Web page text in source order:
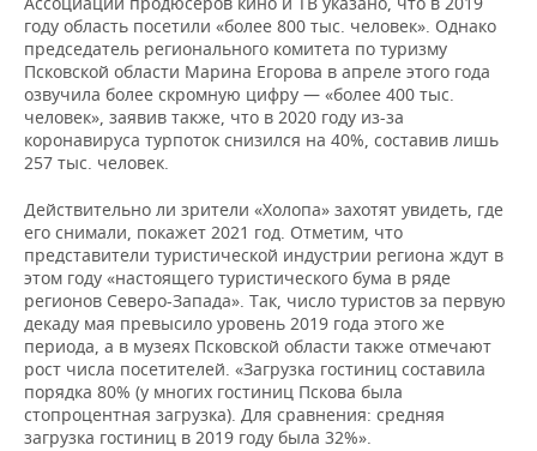
году область посетили «более 800 тыс. человек». Однако
председатель регионального комитета по туризму
Псковской области Марина Егорова в апреле этого года
озвучила более скромную цифру — «более 400 тыс.
человек», заявив также, что в 2020 году из-за
коронавируса турпоток снизился на 40%, составив лишь
257 тыс. человек.
Действительно ли зрители «Холопа» захотят увидеть, где
его снимали, покажет 2021 год. Отметим, что
представители туристической индустрии региона ждут в
этом году «настоящего туристического бума в ряде
регионов Северо-Запада». Так, число туристов за первую
декаду мая превысило уровень 2019 года этого же
периода, а в музеях Псковской области также отмечают
рост числа посетителей. «Загрузка гостиниц составила
порядка 80% (у многих гостиниц Пскова была
стопроцентная загрузка). Для сравнения: средняя
загрузка гостиниц в 2019 году была 32%».